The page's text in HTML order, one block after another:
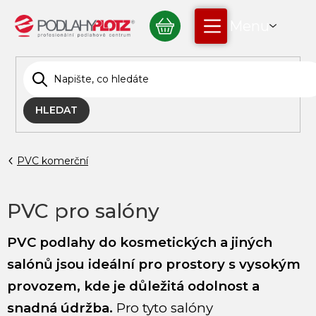
obsah
HLEDAT
NÁKUPNÍ
KOŠÍK
PVC komerční
PVC pro salóny
PVC podlahy do kosmetických a jiných
salónů jsou ideální pro prostory s vysokým
provozem, kde je důležitá odolnost a
snadná údržba. Pro tyto salóny